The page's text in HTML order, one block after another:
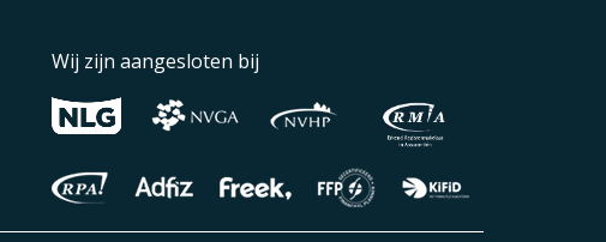
Wij zijn aangesloten bij